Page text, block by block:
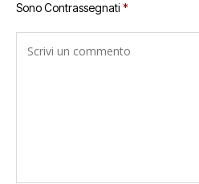
Sono Contrassegnati *